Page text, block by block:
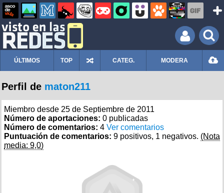
ÚLTIMOS TOP CATEG. MODERA
Perfil de maton211
Miembro desde 25 de Septiembre de 2011
Número de aportaciones: 0 publicadas
Número de comentarios: 4 Ver comentarios
Puntuación de comentarios: 9 positivos, 1 negativos. (Nota
media: 9,0)